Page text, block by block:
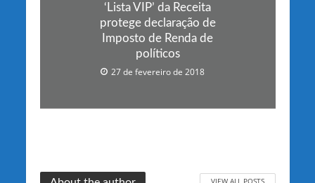
‘Lista VIP’ da Receita
protege declaração de
Imposto de Renda de
políticos
27 de fevereiro de 2018
VIEW ALL POSTS